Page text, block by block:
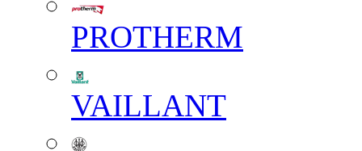
PROTHERM
VAILLANT